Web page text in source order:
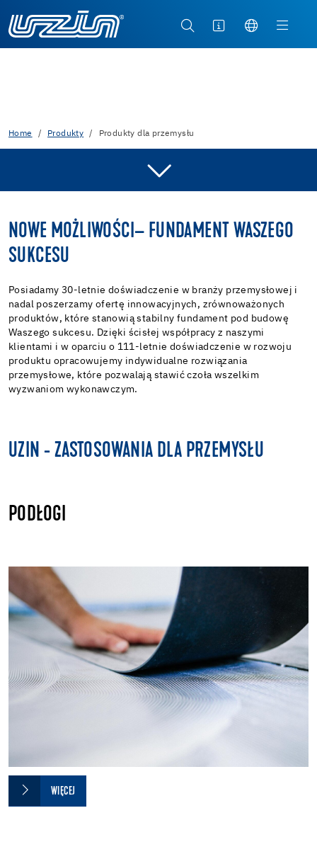
Home Produkty Produkty dla przemysłu
NOWE MOŻLIWOŚCI– FUNDAMENT WASZEGO
SUKCESU
Posiadamy 30-letnie doświadczenie w branży przemysłowej i
nadal poszerzamy ofertę innowacyjnych, zrównoważonych
produktów, które stanowią stabilny fundament pod budowę
Waszego sukcesu. Dzięki ścisłej współpracy z naszymi
klientami i w oparciu o 111-letnie doświadczenie w rozwoju
produktu opracowujemy indywidualne rozwiązania
przemysłowe, które pozwalają stawić czoła wszelkim
wyzwaniom wykonawczym.
UZIN - ZASTOSOWANIA DLA PRZEMYSŁU
PODŁOGI
WIĘCEJ